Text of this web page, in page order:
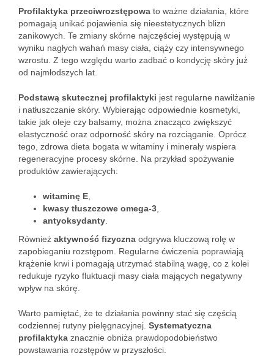
Profilaktyka przeciwrozstępowa to ważne działania, które
pomagają unikać pojawienia się nieestetycznych blizn
zanikowych. Te zmiany skórne najczęściej występują w
wyniku nagłych wahań masy ciała, ciąży czy intensywnego
wzrostu. Z tego względu warto zadbać o kondycję skóry już
od najmłodszych lat.
Podstawą skutecznej profilaktyki jest regularne nawilżanie
i natłuszczanie skóry. Wybierając odpowiednie kosmetyki,
takie jak oleje czy balsamy, można znacząco zwiększyć
elastyczność oraz odporność skóry na rozciąganie. Oprócz
tego, zdrowa dieta bogata w witaminy i minerały wspiera
regeneracyjne procesy skórne. Na przykład spożywanie
produktów zawierających:
witaminę E
kwasy tłuszczowe omega-3
antyoksydanty
Również aktywność fizyczna odgrywa kluczową rolę w
zapobieganiu rozstępom. Regularne ćwiczenia poprawiają
krążenie krwi i pomagają utrzymać stabilną wagę, co z kolei
redukuje ryzyko fluktuacji masy ciała mających negatywny
wpływ na skórę.
Warto pamiętać, że te działania powinny stać się częścią
codziennej rutyny pielęgnacyjnej. Systematyczna
profilaktyka znacznie obniża prawdopodobieństwo
powstawania rozstępów w przyszłości.